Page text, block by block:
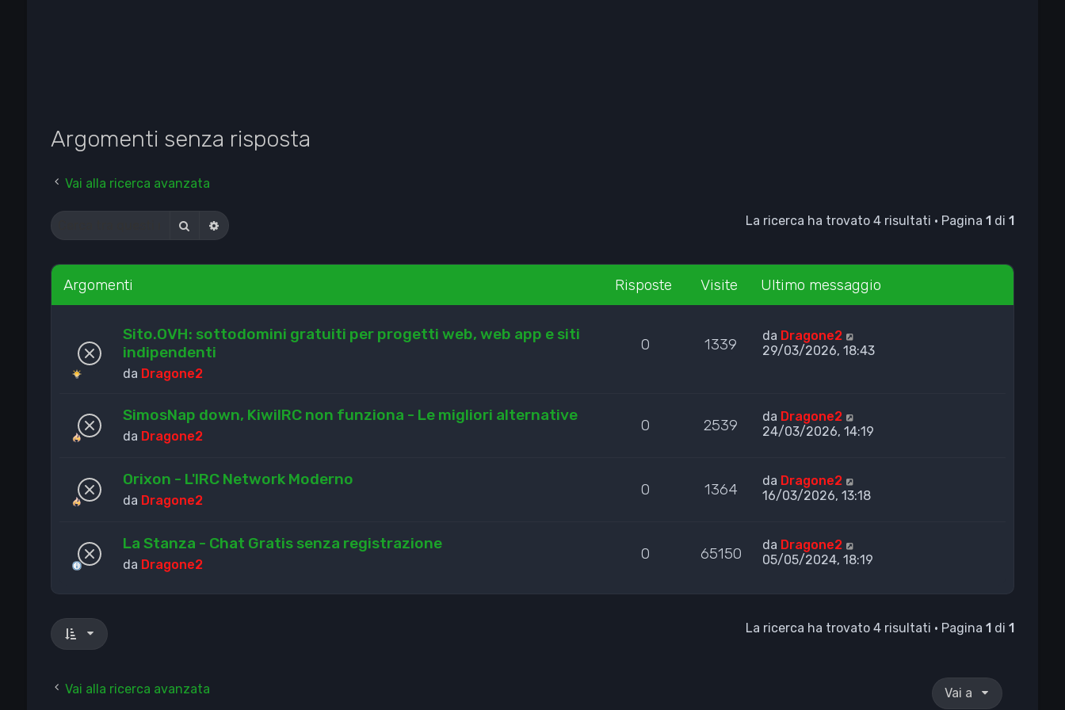
Argomenti senza risposta
Vai alla ricerca avanzata
Cerca Ricerca avanzata La ricerca ha trovato 4 risultati • Pagina1 di1
Argomenti Risposte Visite Ultimo messaggio
Sito.OVH: sottodomini gratuiti per progetti web, web app e siti
indipendenti
da Dragone2
0 1339 da Dragone2
29/03/2026, 18:43
SimosNap down, KiwiIRC non funziona - Le migliori alternative
da Dragone2
0 2539 da Dragone2
24/03/2026, 14:19
Orixon - L'IRC Network Moderno
da Dragone2
0 1364 da Dragone2
16/03/2026, 13:18
La Stanza - Chat Gratis senza registrazione
da Dragone2
0 65150 da Dragone2
05/05/2024, 18:19
La ricerca ha trovato 4 risultati • Pagina1 di1
Vai alla ricerca avanzata Vai a